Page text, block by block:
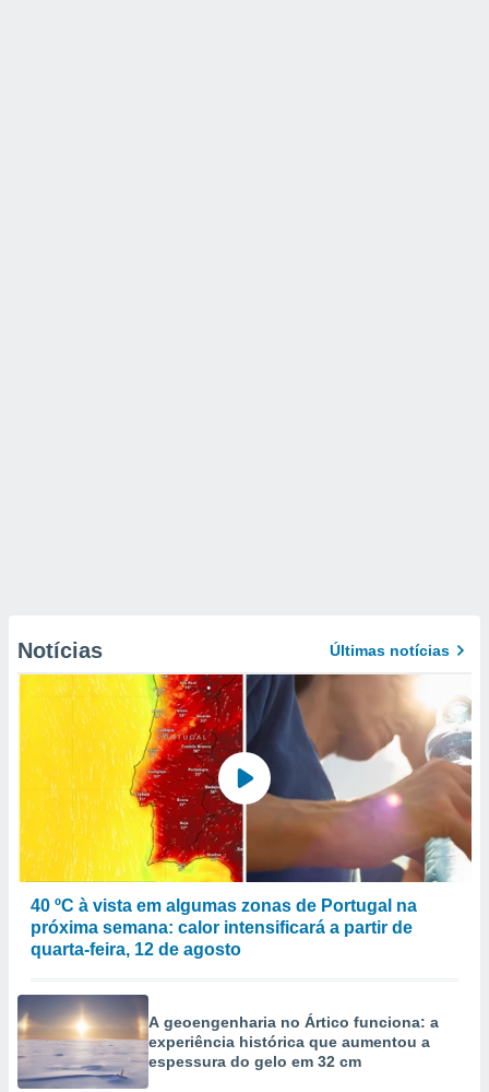
Notícias Últimas notícias
40 ºC à vista em algumas zonas de Portugal na
próxima semana: calor intensificará a partir de
quarta-feira, 12 de agosto
A geoengenharia no Ártico funciona: a
experiência histórica que aumentou a
espessura do gelo em 32 cm